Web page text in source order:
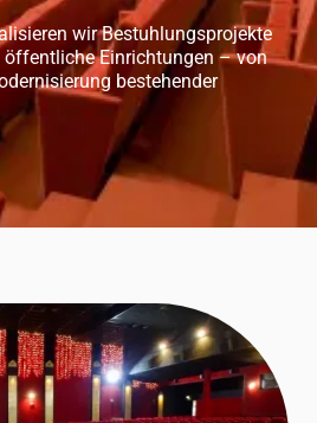
wir Bestuhlungsprojekte
öffentliche Einrichtungen – von
bestehender